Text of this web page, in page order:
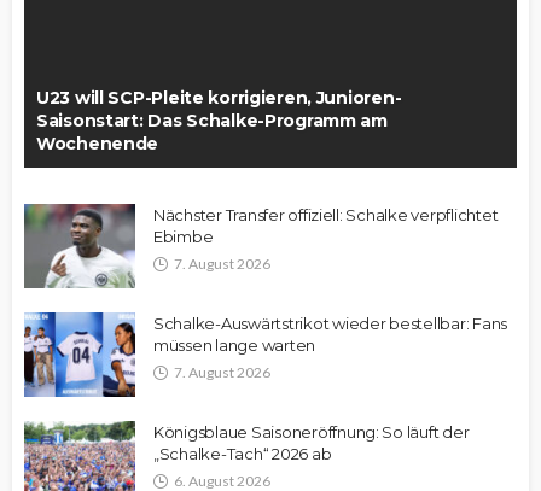
U23 will SCP-Pleite korrigieren, Junioren-
Saisonstart: Das Schalke-Programm am
Wochenende
Nächster Transfer offiziell: Schalke verpflichtet
Ebimbe
7. August 2026
Schalke-Auswärtstrikot wieder bestellbar: Fans
müssen lange warten
7. August 2026
Königsblaue Saisoneröffnung: So läuft der
„Schalke-Tach“ 2026 ab
6. August 2026